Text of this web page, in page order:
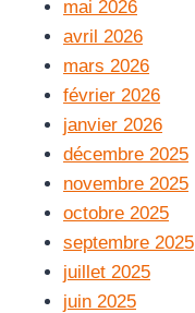
mai 2026
avril 2026
mars 2026
février 2026
janvier 2026
décembre 2025
novembre 2025
octobre 2025
septembre 2025
juillet 2025
juin 2025